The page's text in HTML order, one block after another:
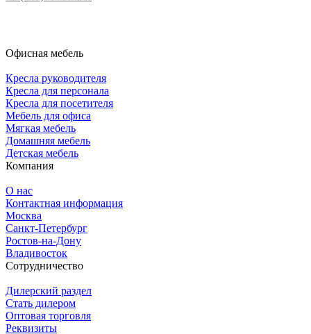
Офисная мебель
Кресла руководителя
Кресла для персонала
Кресла для посетителя
Мебель для офиса
Мягкая мебель
Домашняя мебель
Детская мебель
Компания
О нас
Контактная информация
Москва
Санкт-Петербург
Ростов-на-Дону
Владивосток
Сотрудничество
Дилерский раздел
Стать дилером
Оптовая торговля
Реквизиты